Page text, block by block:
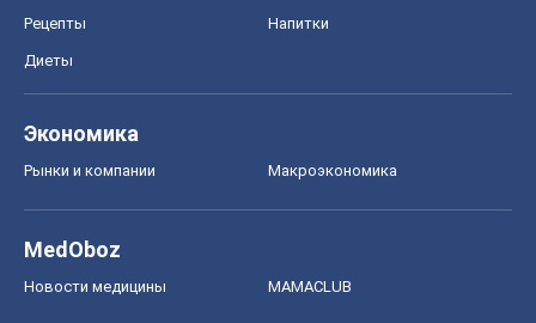
Рецепты Напитки
Диеты
Экономика
Рынки и компании Mакроэкономика
MedOboz
Новости медицины MAMACLUB